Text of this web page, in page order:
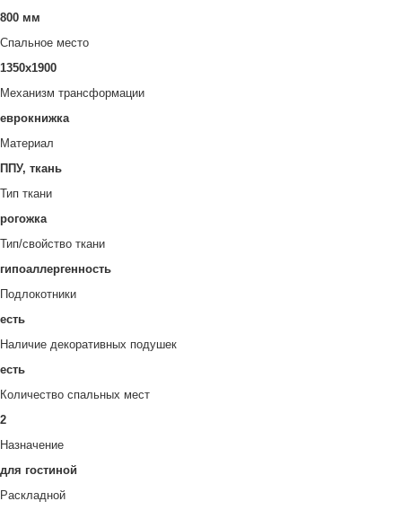
800 мм
Спальное место
1350х1900
Механизм трансформации
еврокнижка
Материал
ППУ, ткань
Тип ткани
рогожка
Тип/свойство ткани
гипоаллергенность
Подлокотники
есть
Наличие декоративных подушек
есть
Количество спальных мест
2
Назначение
для гостиной
Раскладной